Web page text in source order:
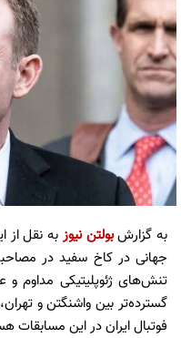
به گزارشبولتن نیوز به نقل از
جهانی در کاخ سفید در
تنش‌های ژئوپلیتیکی مداوم
گسترده‌تر بین واشنگتن و
فوتبال ایران در این مسابقات